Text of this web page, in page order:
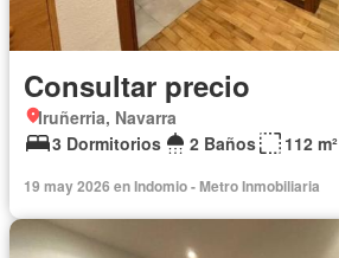
Consultar precio
Iruñerria, Navarra
3 Dormitorios
2 Baños 112 m²
19 may 2026 en Indomio - Metro Inmobiliaria